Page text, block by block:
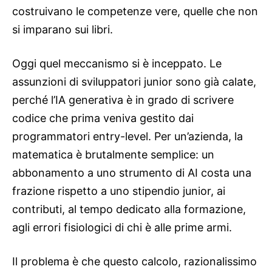
costruivano le competenze vere, quelle che non
si imparano sui libri.
Oggi quel meccanismo si è inceppato. Le
assunzioni di sviluppatori junior sono già calate,
perché l’IA generativa è in grado di scrivere
codice che prima veniva gestito dai
programmatori entry-level. Per un’azienda, la
matematica è brutalmente semplice: un
abbonamento a uno strumento di AI costa una
frazione rispetto a uno stipendio junior, ai
contributi, al tempo dedicato alla formazione,
agli errori fisiologici di chi è alle prime armi.
Il problema è che questo calcolo, razionalissimo